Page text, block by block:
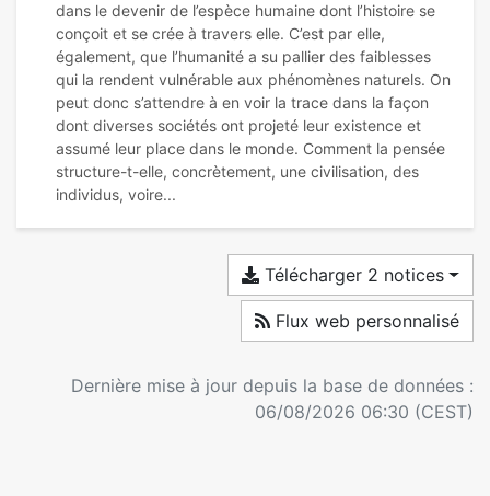
dans le devenir de l’espèce humaine dont l’histoire se
conçoit et se crée à travers elle. C’est par elle,
également, que l’humanité a su pallier des faiblesses
qui la rendent vulnérable aux phénomènes naturels. On
peut donc s’attendre à en voir la trace dans la façon
dont diverses sociétés ont projeté leur existence et
assumé leur place dans le monde. Comment la pensée
structure-t-elle, concrètement, une civilisation, des
Télécharger 2 notices
Flux web personnalisé
Dernière mise à jour depuis la base de données :
06/08/2026 06:30 (CEST)